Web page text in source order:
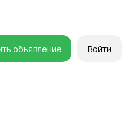
объявление Войти